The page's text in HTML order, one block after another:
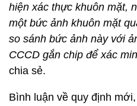
hiện xác thực khuôn mặt,
một bức ảnh khuôn mặt
so sánh bức ảnh này với
CCCD gắn chip để xác
chia sẻ.
Bình luận về quy định